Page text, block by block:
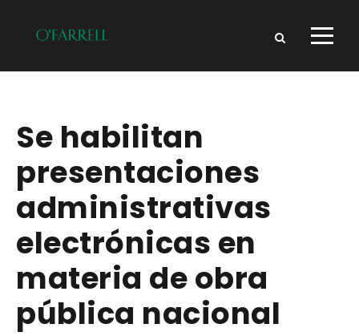
Se habilitan
presentaciones
administrativas
electrónicas en
materia de obra
pública nacional